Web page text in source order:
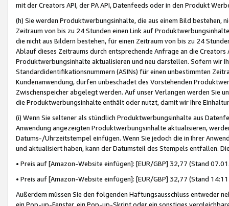
mit der Creators API, der PA API, Datenfeeds oder in den Produkt
(h) Sie werden Produktwerbungsinhalte, die aus einem Bild bestehen,
Zeitraum von bis zu 24 Stunden einen Link auf
die nicht aus Bildern bestehen, für einen Zeitraum von bis zu 24
Ablauf dieses Zeitraums durch entsprechende Anfrage an die
Produktwerbungsinhalte aktualisieren und neu darstellen. Sofern wir
Standardidentifikationsnummern (ASINs) für einen unbestimmten
Kundenanwendung, dürfen unbeschadet des Vorstehenden
Zwischenspeicher abgelegt werden. Auf unser Verlangen werden Sie
die Produktwerbungsinhalte enthält oder nutzt, damit wir Ihre
(i) Wenn Sie seltener als stündlich Produktwerbungsinhalte aus
Anwendung angezeigten Produktwerbungsinhalte aktualisieren,
Datums-/Uhrzeitstempel einfügen. Wenn Sie jedoch die in Ihrer
und aktualisiert haben, kann der Datumsteil des Stempels entfallen.
• Preis auf [Amazon-Website einfügen]: [EUR/GBP] 32,77 (Stand
• Preis auf [Amazon-Website einfügen]: [EUR/GBP] 32,77 (Stand
Außerdem müssen Sie den folgenden Haftungsausschluss entweder
ein Pop-up-Fenster, ein Pop-up-Skript oder ein sonstiges